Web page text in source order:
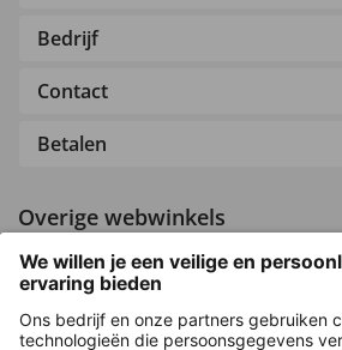
Bedrijf
Contact
Betalen
Overige webwinkels
Nederland